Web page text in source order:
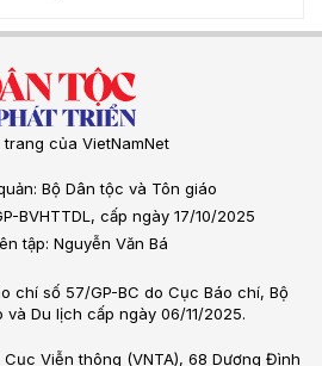
của VietNamNet
Bộ Dân tộc và Tôn giáo
BVHTTDL, cấp ngày 17/10/2025
tập: Nguyễn Văn Bá
chí số 57/GP-BC do Cục Báo chí, Bộ
Du lịch cấp ngày 06/11/2025.
Viễn thông (VNTA), 68 Dương Đình